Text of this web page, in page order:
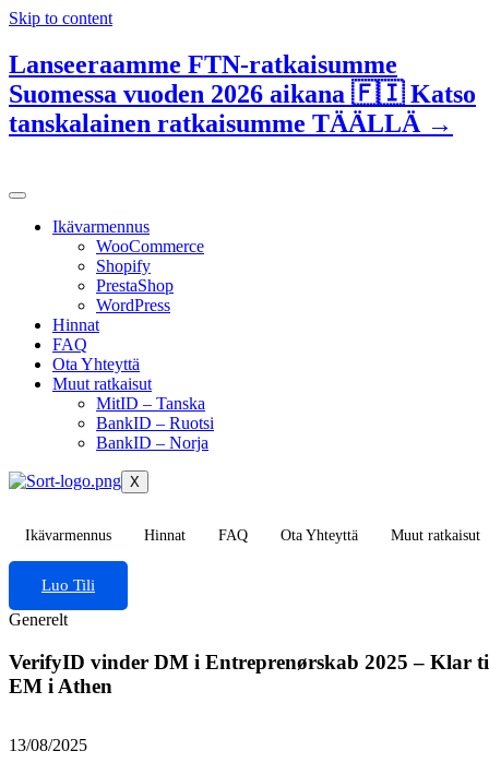
Skip to content
Lanseeraamme FTN-ratkaisumme
Suomessa vuoden 2026 aikana 🇫🇮 Katso
tanskalainen ratkaisumme TÄÄLLÄ →
Ikävarmennus
WooCommerce
Shopify
PrestaShop
WordPress
Hinnat
FAQ
Ota Yhteyttä
Muut ratkaisut
MitID – Tanska
BankID – Ruotsi
BankID – Norja
X
Ikävarmennus Hinnat FAQ Ota Yhteyttä Muut ratkaisut
Luo Tili
Generelt
VerifyID vinder DM i Entreprenørskab 2025 – Klar
EM i Athen
13/08/2025